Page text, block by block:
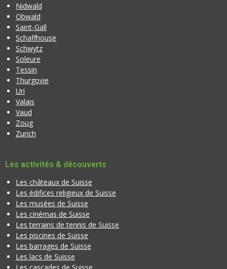
Nidwald
Obwald
Saint-Gall
Schaffhouse
Schwytz
Soleure
Tessin
Thurgovie
Uri
Valais
Vaud
Zoug
Zurich
Les activités & découverts
Les châteaux de Suisse
Les édifices religieux de Suisse
Les musées de Suisse
Les cinémas de Suisse
Les terrains de tennis de Suisse
Les piscines de Suisse
Les barrages de Suisse
Les lacs de Suisse